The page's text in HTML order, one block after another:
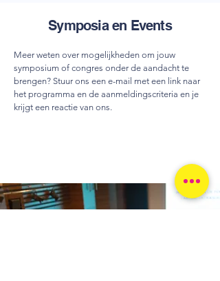
Symposia en Events
Meer weten over mogelijkheden om jouw
symposium of congres onder de aandacht te
brengen? Stuur ons een e-mail met een link naar
het programma en de aanmeldingscriteria en je
krijgt een reactie van ons.